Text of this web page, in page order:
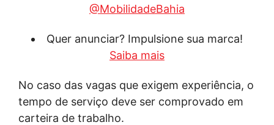
@MobilidadeBahia
Quer anunciar? Impulsione sua marca!
Saiba mais
No caso das vagas que exigem experiência, o
tempo de serviço deve ser comprovado em
carteira de trabalho.